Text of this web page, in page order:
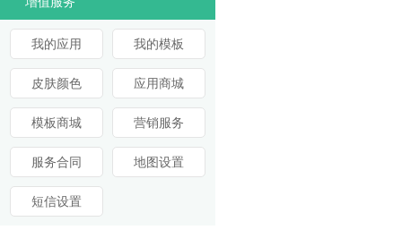
我的应用 我的模板
皮肤颜色 应用商城
模板商城 营销服务
服务合同 地图设置
短信设置